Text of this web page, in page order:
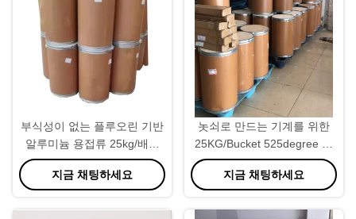
부식성이 없는 플루오린 기반
알루미늄 용접류 25kg/배트
525°C
지금 채팅하세요
놋쇠로 만드는 기계를 위한
25KG/Bucket 525degree 녹
는 알루미늄 놋쇠로 만드는 플
럭스
지금 채팅하세요